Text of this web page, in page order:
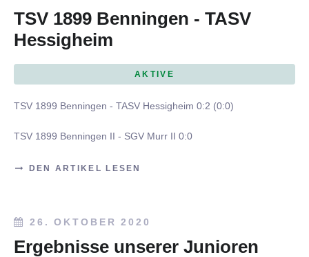
TSV 1899 Benningen - TASV
Hessigheim
AKTIVE
TSV 1899 Benningen - TASV Hessigheim 0:2 (0:0)
TSV 1899 Benningen II - SGV Murr II 0:0
DEN ARTIKEL LESEN
26. OKTOBER 2020
Ergebnisse unserer Junioren